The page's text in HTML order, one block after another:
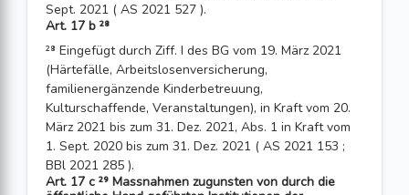
Sept. 2021 ( AS 2021 527 ).
Art. 17 b ²⁸
²⁸ Eingefügt durch Ziff. I des BG vom 19. März 2021
(Härtefälle, Arbeitslosenversicherung,
familienergänzende Kinderbetreuung,
Kulturschaffende, Veranstaltungen), in Kraft vom 20.
März 2021 bis zum 31. Dez. 2021, Abs. 1 in Kraft vom
1. Sept. 2020 bis zum 31. Dez. 2021 ( AS 2021 153 ;
BBl 2021 285 ).
Art. 17 c ²⁹ Massnahmen zugunsten von durch die